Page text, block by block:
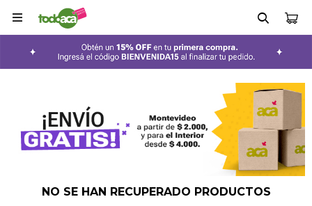

NO SE HAN RECUPERADO PRODUCTOS